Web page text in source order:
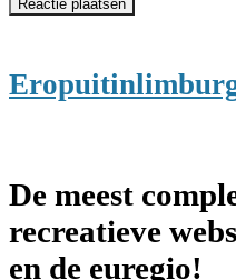
De meest
recreatieve
en de euregio!